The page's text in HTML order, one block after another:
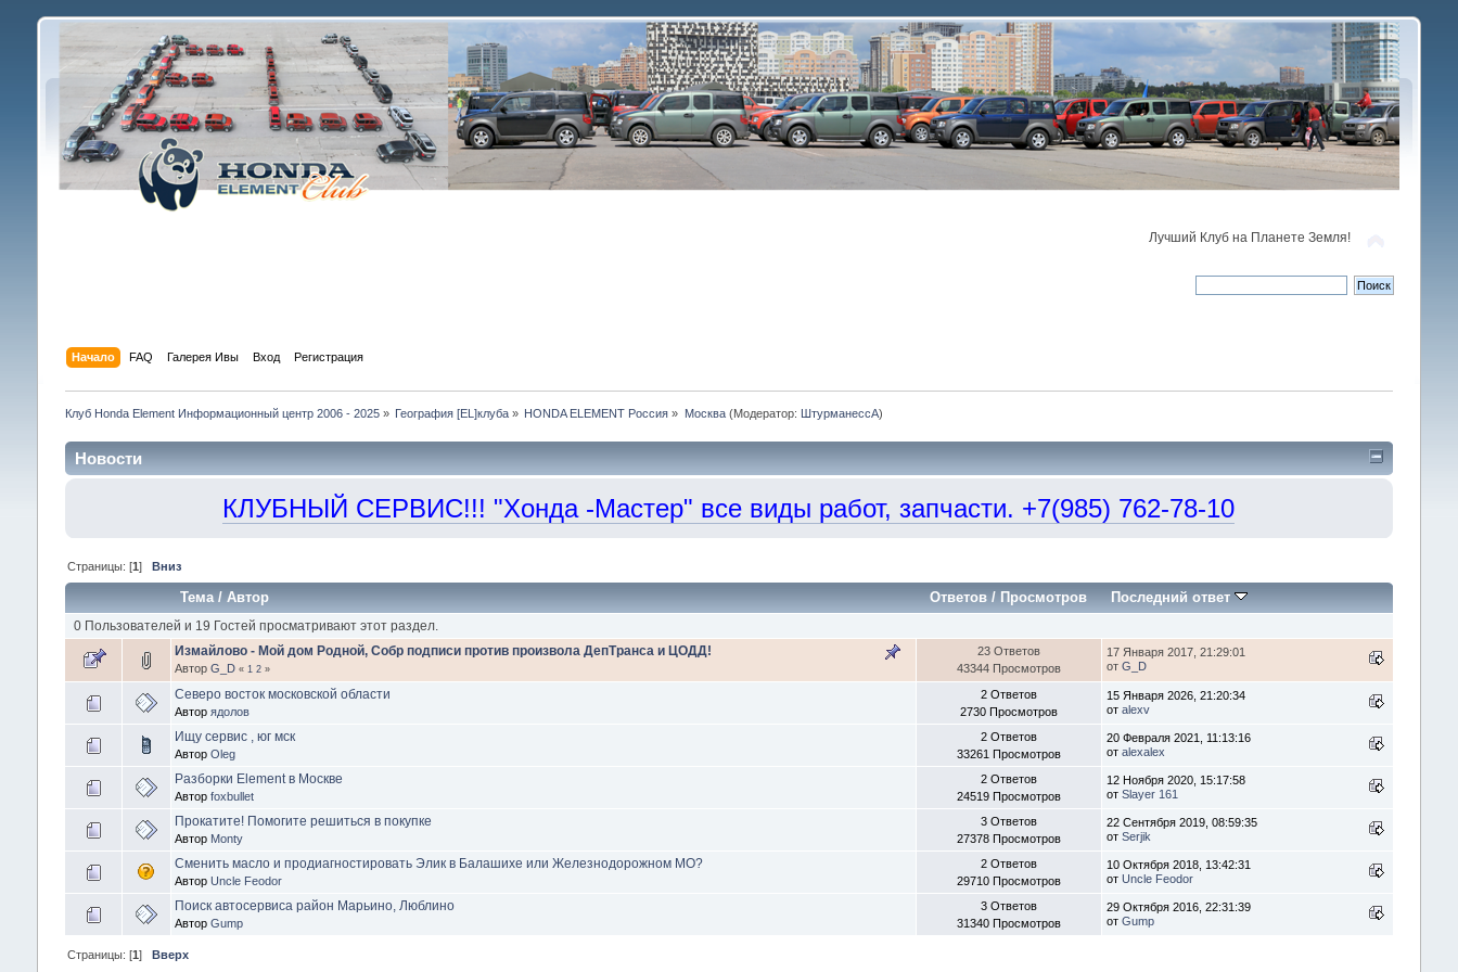
Лучший Клуб на Планете Земля!
Начало FAQ Галерея Ивы Вход Регистрация
Клуб Honda Element Информационный центр 2006 - 2025» География [EL]клуба » HONDA ELEMENT Россия » Москва(Модератор: ШтурманессА)
Новости
КЛУБНЫЙ СЕРВИС!!! "Хонда -Мастер" все виды работ, запчасти. +7(985) 762-78-10
Страницы: [1] Вниз
Тема/ Автор Ответов/ Просмотров Последний ответ
0 Пользователей и 19 Гостей просматривают этот раздел.
Измайлово - Мой дом Родной, Собр подписи против произвола ДепТранса и ЦОДД!
Автор G_D « 1 2»
23 Ответов
43344 Просмотров
17 Января 2017, 21:29:01
от G_D
Северо восток московской области
Автор ядолов
2 Ответов
2730 Просмотров
15 Января 2026, 21:20:34
от alexv
Ищу сервис , юг мск
Автор Oleg
2 Ответов
33261 Просмотров
20 Февраля 2021, 11:13:16
от alexalex
Разборки Element в Москве
Автор foxbullet
2 Ответов
24519 Просмотров
12 Ноября 2020, 15:17:58
от Slayer 161
Прокатите! Помогите решиться в покупке
Автор Monty
3 Ответов
27378 Просмотров
22 Сентября 2019, 08:59:35
от Serjik
Сменить масло и продиагностировать Элик в Балашихе или Железнодорожном МО?
Автор Uncle Feodor
2 Ответов
29710 Просмотров
10 Октября 2018, 13:42:31
от Uncle Feodor
Поиск автосервиса район Марьино, Люблино
Автор Gump
3 Ответов
31340 Просмотров
29 Октября 2016, 22:31:39
от Gump
Страницы: [1] Вверх